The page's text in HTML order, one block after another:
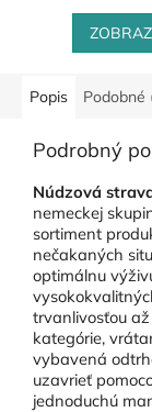
Popis Podobné
Podrobný
Núdzová
nemeckej
sortiment
nečakaných
optimálnu
trvanlivosťou
kategórie,
vybavená
uzavrieť
jednoduchú